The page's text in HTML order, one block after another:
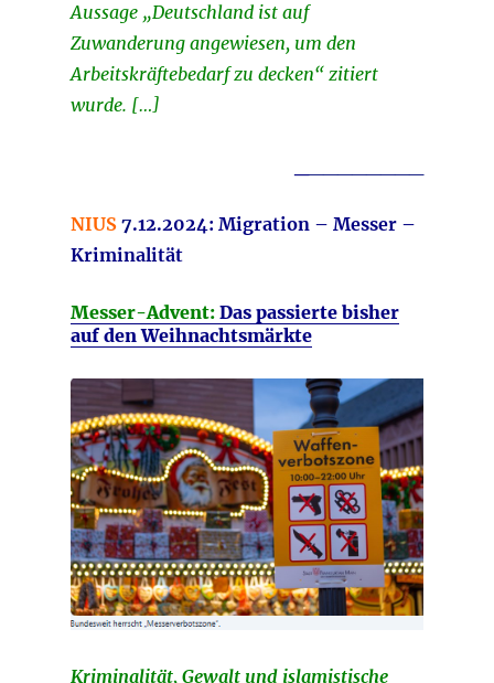
Aussage „Deutschland ist auf
Zuwanderung angewiesen, um den
Arbeitskräftebedarf zu decken“ zitiert
wurde. […]
NIUS 7.12.2024: Migration – Messer –
Kriminalität
Messer-Advent:Das passierte bisher
auf den Weihnachtsmärkte
Kriminalität, Gewalt und islamistische